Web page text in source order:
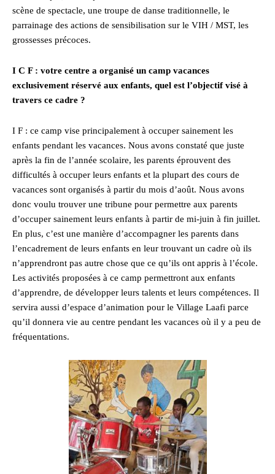
scène de spectacle, une troupe de danse traditionnelle, le
parrainage des actions de sensibilisation sur le VIH / MST, les
grossesses précoces.
I C F : votre centre a organisé un camp vacances
exclusivement réservé aux enfants, quel est l’objectif visé à
travers ce cadre ?
I F : ce camp vise principalement à occuper sainement les
enfants pendant les vacances. Nous avons constaté que juste
après la fin de l’année scolaire, les parents éprouvent des
difficultés à occuper leurs enfants et la plupart des cours de
vacances sont organisés à partir du mois d’août. Nous avons
donc voulu trouver une tribune pour permettre aux parents
d’occuper sainement leurs enfants à partir de mi-juin à fin juillet.
En plus, c’est une manière d’accompagner les parents dans
l’encadrement de leurs enfants en leur trouvant un cadre où ils
n’apprendront pas autre chose que ce qu’ils ont appris à l’école.
Les activités proposées à ce camp permettront aux enfants
d’apprendre, de développer leurs talents et leurs compétences. Il
servira aussi d’espace d’animation pour le Village Laafi parce
qu’il donnera vie au centre pendant les vacances où il y a peu de
fréquentations.